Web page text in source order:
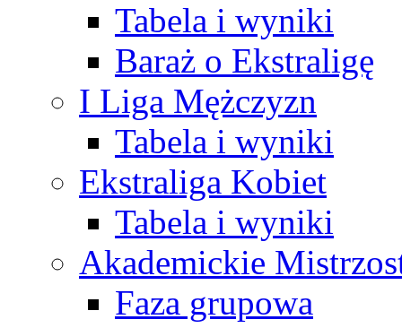
Tabela i wyniki
Baraż o Ekstraligę
I Liga Mężczyzn
Tabela i wyniki
Ekstraliga Kobiet
Tabela i wyniki
Akademickie
Faza grupowa